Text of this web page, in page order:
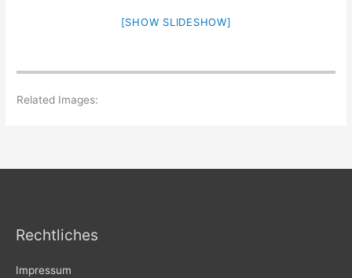
[SHOW SLIDESHOW]
Related Images:
Rechtliches
Impressum